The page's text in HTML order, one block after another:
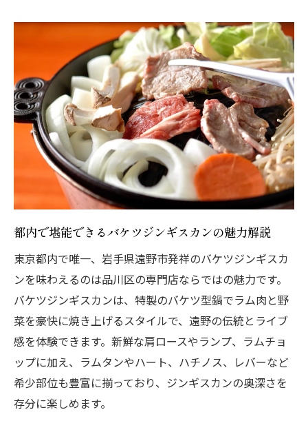
ジンギスカンで豊富な部位を楽しむ食事術
を解説
都内で堪能できるバケツジンギスカンの魅力解説
東京都内で唯一、岩手県遠野市発祥のバケツジンギスカ
ンを味わえるのは品川区の専門店ならではの魅力です。
バケツジンギスカンは、特製のバケツ型鍋でラム肉と野
菜を豪快に焼き上げるスタイルで、遠野の伝統とライブ
感を体験できます。新鮮な肩ロースやランプ、ラムチョ
ップに加え、ラムタンやハート、ハチノス、レバーなど
希少部位も豊富に揃っており、ジンギスカンの奥深さを
存分に楽しめます。